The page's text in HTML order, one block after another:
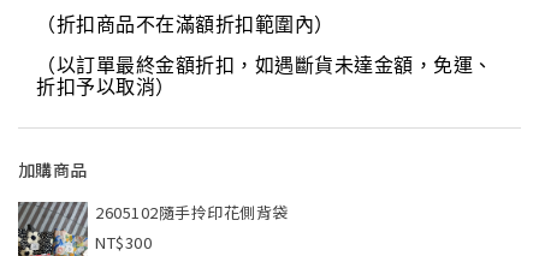
（折扣商品不在滿額折扣範圍內）
（以訂單最終金額折扣，如遇斷貨未達金額，免運、
折扣予以取消）
加購商品
2605102隨手拎印花側背袋
300